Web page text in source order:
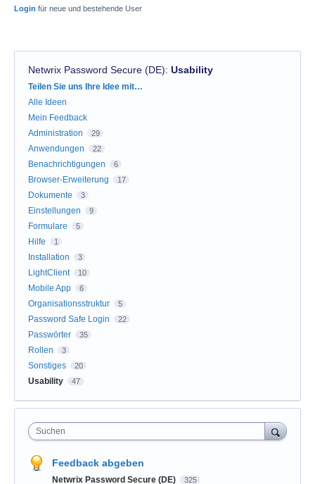
Login für neue und bestehende User
Netwrix Password Secure (DE): Usability
Kategorien
Teilen Sie uns Ihre Idee mit…
Alle Ideen
Mein Feedback
Administration
29
Anwendungen 22
Benachrichtigungen 6
Browser-Erweiterung 17
Dokumente 3
Einstellungen 9
Formulare 5
Hilfe 1
Installation 3
LightClient 10
Mobile App 6
Organisationsstruktur 5
Password Safe Login 22
Passwörter 35
Rollen 3
Sonstiges 20
Usability 47
Suchen
Feedback abgeben
Netwrix Password Secure (DE) 325